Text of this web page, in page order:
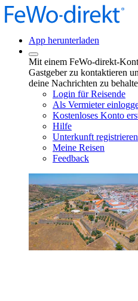
App herunterladen
Mit einem FeWo-direkt-
Gastgeber zu kontaktieren
deine Nachrichten zu
Login für Reisende
Als Vermieter
Kostenloses Konto
Hilfe
Unterkunft registrieren
Meine Reisen
Feedback